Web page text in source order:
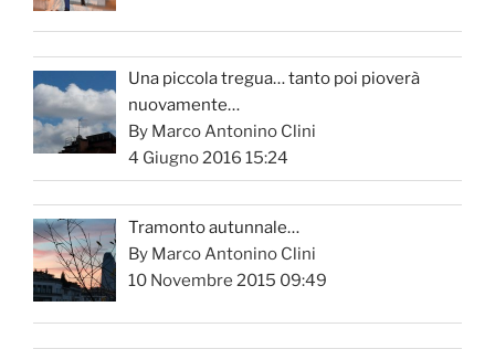
Una piccola tregua… tanto poi pioverà
nuovamente…
By Marco Antonino Clini
4 Giugno 2016 15:24
Tramonto autunnale…
By Marco Antonino Clini
10 Novembre 2015 09:49